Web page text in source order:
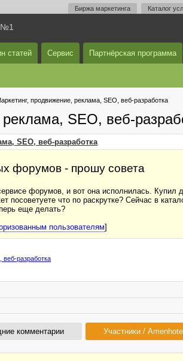
Биржа маркетинга Каталог
№1
статей Сервис Партнёрская программа
продвижение, реклама, SEO, веб-разработка
реклама, SEO, веб-
SEO, веб-разработка
форумов - прошу совета
форумов, и вот она исполнилась. Купил
посоветуете что по раскрутке? Сейчас в
еще делать?
пользователям]
веб-разработка
комментарии Участники /